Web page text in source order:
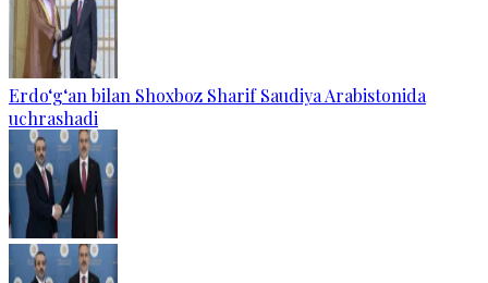
Erdo‘g‘an bilan Shoxboz Sharif Saudiya Arabistonida
uchrashadi